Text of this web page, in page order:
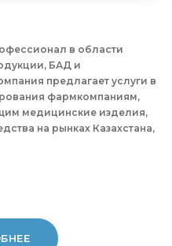
в области
БАД и
предлагает услуги в
фармкомпаниям,
медицинские изделия,
на рынках Казахстана,